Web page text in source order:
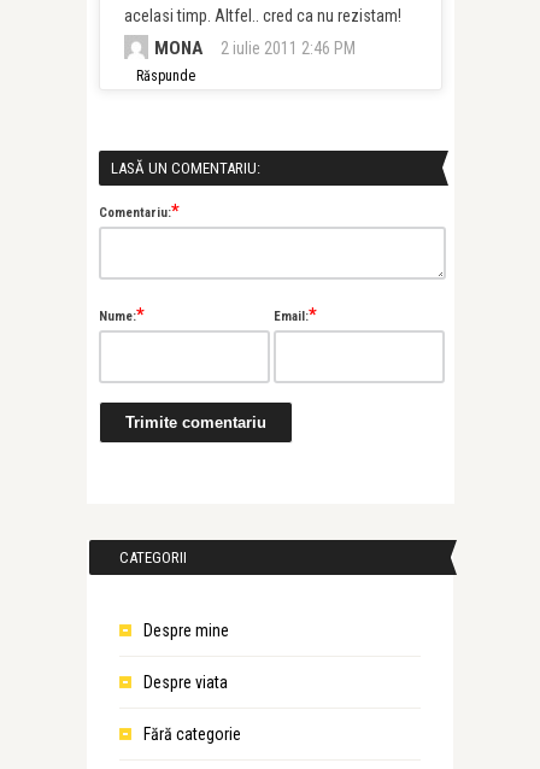
acelasi timp. Altfel.. cred ca nu rezistam!
MONA 2 iulie 2011 2:46 PM
Răspunde
LASĂ UN COMENTARIU:
Comentariu:*
Nume:* Email:*
CATEGORII
Despre mine
Despre viata
Fără categorie